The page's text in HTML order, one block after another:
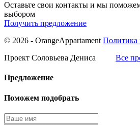
Оставьте свои контакты и мы
выбором
Получить предложение
© 2026 - OrangeAppartament Политика
Проект Соловьева Дениса
Все
Предложение
Поможем подобрать